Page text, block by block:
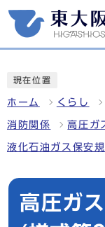
現在位置
ホーム くらし
消防関係 高圧ガ
液化石油ガス保安
高圧ガ